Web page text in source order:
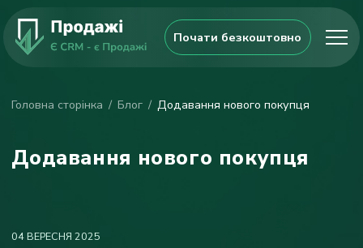
Почати безкоштовно
Головна сторінка Блог Додавання нового покупця
Додавання нового покупця
04 ВЕРЕСНЯ 2025